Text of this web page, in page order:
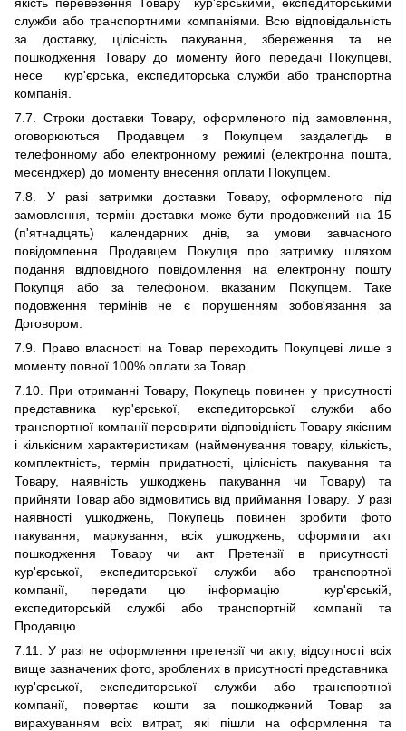
служби або транспортними компаніями. Всю відповідальність
за доставку, цілісність пакування, збереження та не
пошкодження Товару до моменту його передачі Покупцеві,
несе кур'єрська, експедиторська служби або транспортна
компанія.
7.7. Строки доставки Товару, оформленого під замовлення,
оговорюються Продавцем з Покупцем заздалегідь в
телефонному або електронному режимі (електронна пошта,
месенджер) до моменту внесення оплати Покупцем.
7.8. У разі затримки доставки Товару, оформленого під
замовлення, термін доставки може бути продовжений на 15
(п'ятнадцять) календарних днів, за умови завчасного
повідомлення Продавцем Покупця про затримку шляхом
подання відповідного повідомлення на електронну пошту
Покупця або за телефоном, вказаним Покупцем. Таке
подовження термінів не є порушенням зобов'язання за
Договором.
7.9. Право власності на Товар переходить Покупцеві лише з
моменту повної 100% оплати за Товар.
7.10. При отриманні Товару, Покупець повинен у присутності
представника кур'єрської, експедиторської служби або
транспортної компаніїперевірити відповідність Товару якісним
і кількісним характеристикам (найменування товару, кількість,
комплектність, термін придатності, цілісність пакування та
Товару, наявність ушкоджень пакування чи Товару) та
прийняти Товар або відмовитись від приймання Товару.
У разі
наявності ушкоджень, Покупець повинен зробити фото
пакування, маркування, всіх ушкоджень, оформити акт
пошкодження Товару чи акт Претензії в присутності
кур'єрської, експедиторської служби або транспортної
компанії, передати цю інформацію кур'єрській,
експедиторській службі або транспортній компанії та
Продавцю.
7.11. У разі не оформлення претензії чи акту, відсутності всіх
вище зазначених фото, зроблених в присутності представника
кур'єрської, експедиторської служби або транспортної
компанії, повертає кошти за пошкоджений Товар за
вирахуванням всіх витрат, які пішли на оформлення та